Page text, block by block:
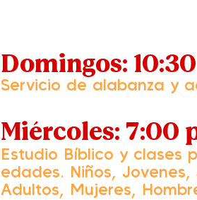
Domingos:
Servicio de alabanza y
Miércoles: 7:00
Estudio Bíblico y clases
edades. Niños, Jovenes,
Adultos, Mujeres,